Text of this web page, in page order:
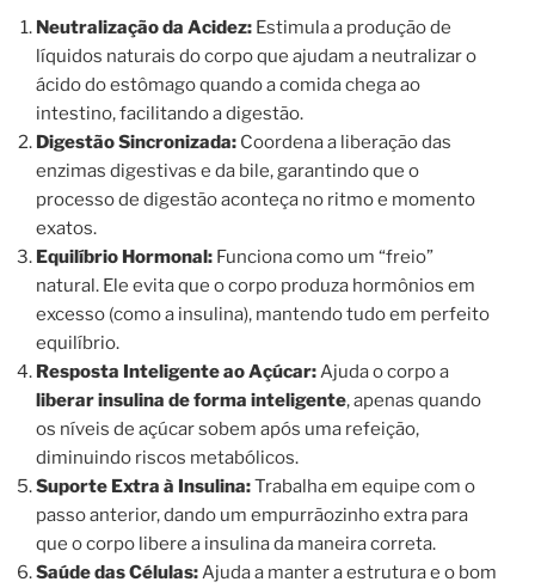
Neutralização da Acidez: Estimula a produção de
líquidos naturais do corpo que ajudam a neutralizar o
ácido do estômago quando a comida chega ao
intestino, facilitando a digestão.
Digestão Sincronizada: Coordena a liberação das
enzimas digestivas e da bile, garantindo que o
processo de digestão aconteça no ritmo e momento
exatos.
Equilíbrio Hormonal: Funciona como um “freio”
natural. Ele evita que o corpo produza hormônios em
excesso (como a insulina), mantendo tudo em perfeito
equilíbrio.
Resposta Inteligente ao Açúcar:Ajuda o corpo a
liberar insulina de forma inteligente, apenas quando
os níveis de açúcar sobem após uma refeição,
diminuindo riscos metabólicos.
Suporte Extra à Insulina:Trabalha em equipe com o
passo anterior, dando um empurrãozinho extra para
que o corpo libere a insulina da maneira correta.
Saúde das Células:Ajuda a manter a estrutura e o bom